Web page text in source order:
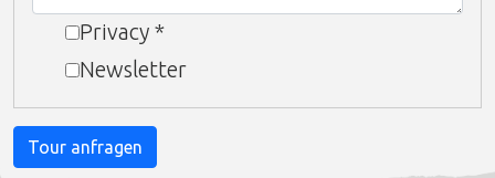
Privacy *
Newsletter
Tour anfragen